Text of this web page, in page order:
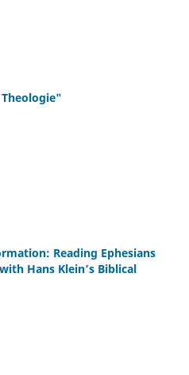
Reading Ephesians
Hans Klein’s Biblical